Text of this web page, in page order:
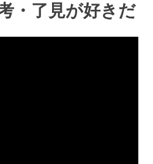
・了見が好きだ